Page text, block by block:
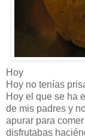
Hoy
Hoy no tenías
Hoy el que se ha
de mis padres y
apurar para
disfrutabas